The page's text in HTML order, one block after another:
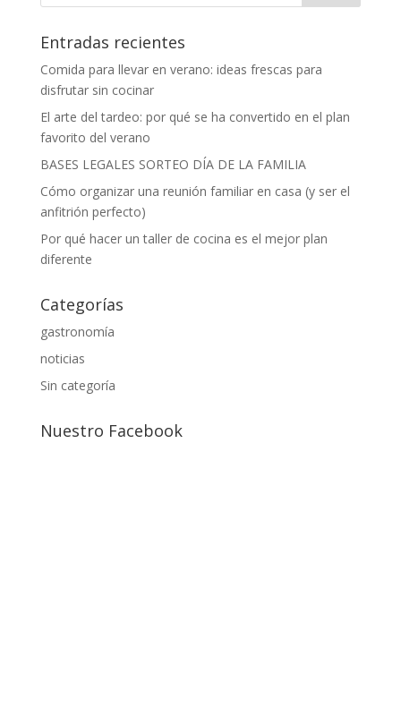
Entradas recientes
Comida para llevar en verano: ideas frescas para
disfrutar sin cocinar
El arte del tardeo: por qué se ha convertido en el plan
favorito del verano
BASES LEGALES SORTEO DÍA DE LA FAMILIA
Cómo organizar una reunión familiar en casa (y ser el
anfitrión perfecto)
Por qué hacer un taller de cocina es el mejor plan
diferente
Categorías
gastronomía
noticias
Sin categoría
Nuestro Facebook